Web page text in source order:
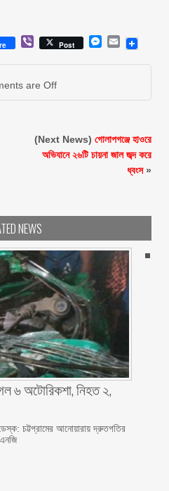
ViberPost Messenger
Email
are Off
(Next News) গোলাপগঞ্জে হাওরে
অভিযানে ২৬টি চায়না জাল জব্দ করে
ধ্বংস»
NEWS
৬ অটোরিকশা, নিহত ২,
চট্টগ্রামের আনোয়ারায় দ্রুতগতির